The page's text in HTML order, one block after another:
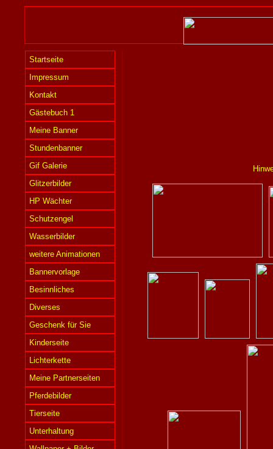
Startseite
Impressum
Kontakt
Gästebuch 1
Meine Banner
Stundenbanner
Gif Galerie
Glitzerbilder
HP Wächter
Schutzengel
Wasserbilder
weitere Animationen
Bannervorlage
Besinnliches
Diverses
Geschenk für Sie
Kinderseite
Lichterkette
Meine Partnerseiten
Pferdebilder
Tierseite
Unterhaltung